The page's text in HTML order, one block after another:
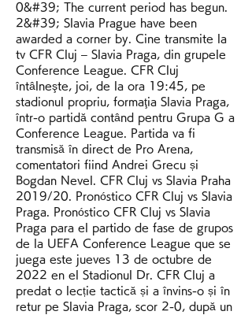
0&#39; The current period has begun.
2&#39; Slavia Prague have been
awarded a corner by. Cine transmite la
tv CFR Cluj – Slavia Praga, din grupele
Conference League. CFR Cluj
întâlneşte, joi, de la ora 19:45, pe
stadionul propriu, formaţia Slavia Praga,
într-o partidă contând pentru Grupa G a
Conference League. Partida va fi
transmisă în direct de Pro Arena,
comentatori fiind Andrei Grecu și
Bogdan Nevel. CFR Cluj vs Slavia Praha
2019/20. Pronóstico CFR Cluj vs Slavia
Praga. Pronóstico CFR Cluj vs Slavia
Praga para el partido de fase de grupos
de la UEFA Conference League que se
juega este jueves 13 de octubre de
2022 en el Stadionul Dr. CFR Cluj a
predat o lecție tactică și a învins-o și în
retur pe Slavia Praga, scor 2-0, după un